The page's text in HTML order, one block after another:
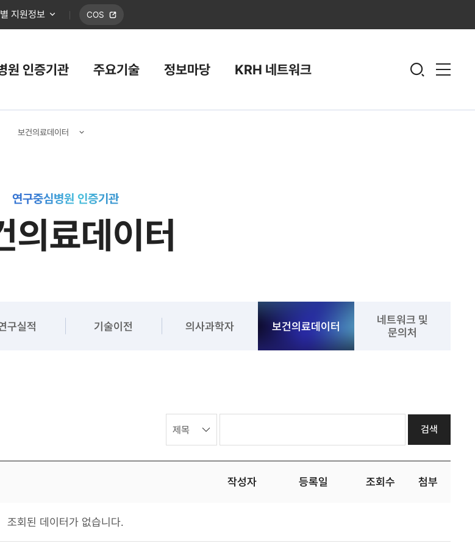
지원정보 COS
원 인증기관 주요기술 정보마당 KRH 네트워크
전
연구중심병원 인증기관
보건의료데이터
의료데이터
구실적 기술이전 의사과학자 보건의료데이터
네트워크 및
문의처
작성자 등록일 조회수 첨부
조회된 데이터가 없습니다.